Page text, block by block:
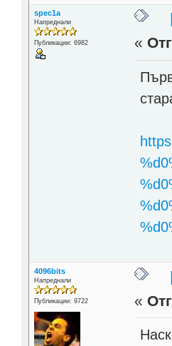
spec1a
Напреднали
Публикации: 6982 «
4096bits
Напреднали
Публикации: 9722 «